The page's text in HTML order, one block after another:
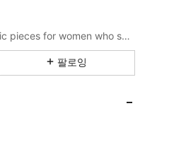
SHEIN Clasi designs effortlessly chic pieces for women who seek an elevated look.
팔로잉